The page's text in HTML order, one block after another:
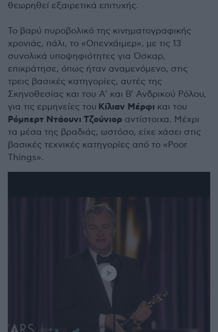
θεωρηθεί εξαιρετικά επιτυχής.
Το βαρύ πυροβολικό της κινηματογραφικής
χρονιάς, πάλι, το «Οπενχάιμερ», με τις 13
συνολικά υποψηφιότητες για Όσκαρ,
επικράτησε, όπως ήταν αναμενόμενο, στις
τρεις βασικές κατηγορίες, αυτές της
Σκηνοθεσίας και του Α’ και Β’ Ανδρικού Ρόλου,
για τις ερμηνείες του Κίλιαν Μέρφι και του
Ρόμπερτ Ντάουνι Τζούνιορ αντίστοιχα. Μέχρι
τα μέσα της βραδιάς, ωστόσο, είχε χάσει στις
βασικές τεχνικές κατηγορίες από το «Poor
Things».